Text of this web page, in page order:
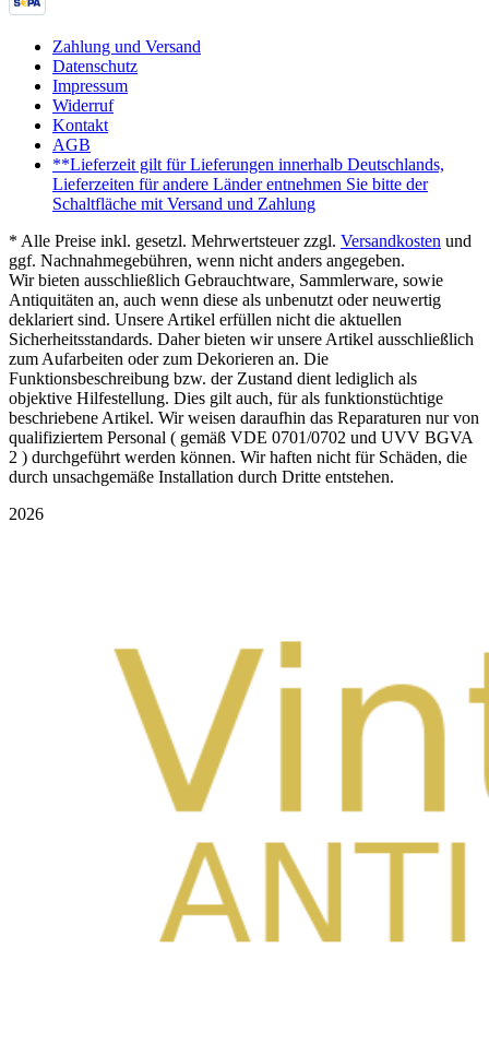
Zahlung und Versand
Datenschutz
Impressum
Widerruf
Kontakt
AGB
**Lieferzeit gilt für Lieferungen innerhalb Deutschlands,
Lieferzeiten für andere Länder entnehmen Sie bitte der
Schaltfläche mit Versand und Zahlung
* Alle Preise inkl. gesetzl. Mehrwertsteuer zzgl. Versandkosten und
ggf. Nachnahmegebühren, wenn nicht anders angegeben.
Wir bieten ausschließlich Gebrauchtware, Sammlerware, sowie
Antiquitäten an, auch wenn diese als unbenutzt oder neuwertig
deklariert sind. Unsere Artikel erfüllen nicht die aktuellen
Sicherheitsstandards. Daher bieten wir unsere Artikel ausschließlich
zum Aufarbeiten oder zum Dekorieren an. Die
Funktionsbeschreibung bzw. der Zustand dient lediglich als
objektive Hilfestellung. Dies gilt auch, für als funktionstüchtige
beschriebene Artikel. Wir weisen daraufhin das Reparaturen nur von
qualifiziertem Personal ( gemäß VDE 0701/0702 und UVV BGVA
2 ) durchgeführt werden können. Wir haften nicht für Schäden, die
durch unsachgemäße Installation durch Dritte entstehen.
2026